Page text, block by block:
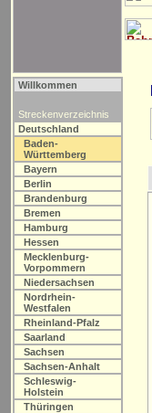
Willkommen
Streckenverzeichnis
Deutschland
Baden-
Württemberg
Bayern
Berlin
Brandenburg
Bremen
Hamburg
Hessen
Mecklenburg-
Vorpommern
Niedersachsen
Nordrhein-
Westfalen
Rheinland-Pfalz
Saarland
Sachsen
Sachsen-Anhalt
Schleswig-
Holstein
Thüringen